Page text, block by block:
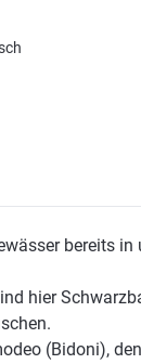
bereits in
hier
(Bidoni),